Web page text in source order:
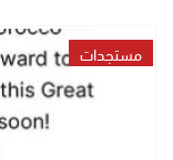
مستجدات